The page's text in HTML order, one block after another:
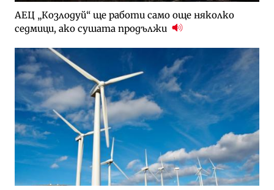
АЕЦ „Козлодуй“ ще работи само още няколко
седмици, ако сушата продължи